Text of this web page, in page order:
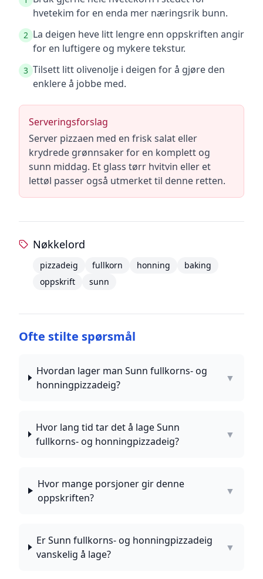
hvetekim for en enda mer næringsrik bunn.
2 La deigen heve litt lengre enn oppskriften angir
for en luftigere og mykere tekstur.
3 Tilsett litt olivenolje i deigen for å gjøre den
enklere å jobbe med.
Serveringsforslag
Server pizzaen med en frisk salat eller
krydrede grønnsaker for en komplett og
sunn middag. Et glass tørr hvitvin eller et
lettøl passer også utmerket til denne retten.
Nøkkelord
pizzadeig fullkorn honning
baking
oppskrift
sunn
Ofte stilte spørsmål
Hvordan lager man Sunn fullkorns- og
honningpizzadeig?
▼
Hvor lang tid tar det å lage Sunn
fullkorns- og honningpizzadeig?
▼
Hvor mange porsjoner gir denne
oppskriften?
▼
Er Sunn fullkorns- og honningpizzadeig
vanskelig å lage?
▼